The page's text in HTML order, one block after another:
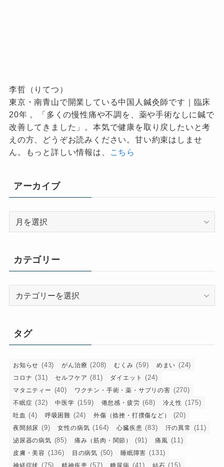
李哲（りてつ）
東京・南青山で開業している中国人鍼灸師です｜臨床
20年 。「多くの慢性痛や不調を、薬や手術なしに鍼で
改善してきました」。本気で健康を取り戻したいと考
えの方、どうぞお読みください。甘い約束はしませ
ん。もっと詳しい情報は、
こちら
アーカイブ
ブ
カテゴリー
ー
タグ
お知らせ (43) がん治療 (208) むくみ (59) めまい (24)
コロナ (31) セルフケア (81) ダイエット (24)
マタニティー (40) ワクチン・手術・薬・サプリの害 (270)
不眠症 (32) 中医学 (159) 倦怠感・疲労 (68) 冷え性 (175)
吐血 (4) 呼吸困難 (24) 外傷（捻挫・打撲傷など） (20)
夜間頻尿 (9) 女性の病気 (164) 心臓疾患 (83) 汗の異常 (11)
泌尿器の病気 (85) 痛み（筋肉・関節） (91) 痛風 (11)
皮膚・美容 (136) 目の病気 (50) 睡眠障害 (131)
神経症状 (75) 精神疾患 (57) 糖尿病 (41) 結石 (15)